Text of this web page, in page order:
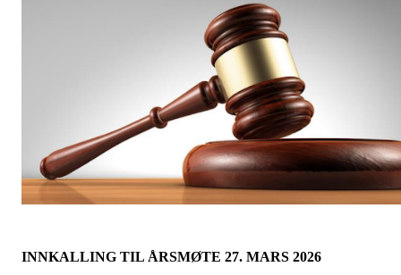
INNKALLING TIL ÅRSMØTE 27. MARS 2026